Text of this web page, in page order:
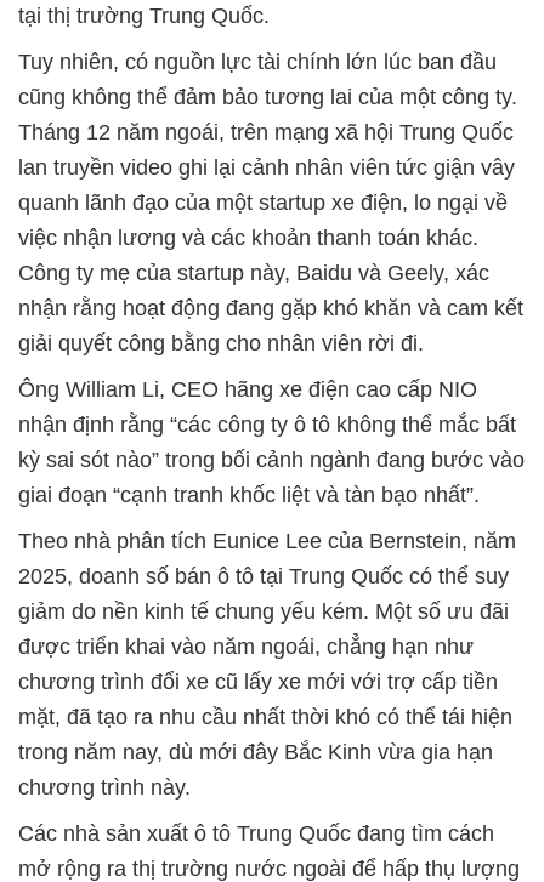
tại thị trường Trung Quốc.
Tuy nhiên, có nguồn lực tài chính lớn lúc ban đầu
cũng không thể đảm bảo tương lai của một công ty.
Tháng 12 năm ngoái, trên mạng xã hội Trung Quốc
lan truyền video ghi lại cảnh nhân viên tức giận vây
quanh lãnh đạo của một startup xe điện, lo ngại về
việc nhận lương và các khoản thanh toán khác.
Công ty mẹ của startup này, Baidu và Geely, xác
nhận rằng hoạt động đang gặp khó khăn và cam kết
giải quyết công bằng cho nhân viên rời đi.
Ông William Li, CEO hãng xe điện cao cấp NIO
nhận định rằng “các công ty ô tô không thể mắc bất
kỳ sai sót nào” trong bối cảnh ngành đang bước vào
giai đoạn “cạnh tranh khốc liệt và tàn bạo nhất”.
Theo nhà phân tích Eunice Lee của Bernstein, năm
2025, doanh số bán ô tô tại Trung Quốc có thể suy
giảm do nền kinh tế chung yếu kém. Một số ưu đãi
được triển khai vào năm ngoái, chẳng hạn như
chương trình đổi xe cũ lấy xe mới với trợ cấp tiền
mặt, đã tạo ra nhu cầu nhất thời khó có thể tái hiện
trong năm nay, dù mới đây Bắc Kinh vừa gia hạn
chương trình này.
Các nhà sản xuất ô tô Trung Quốc đang tìm cách
mở rộng ra thị trường nước ngoài để hấp thụ lượng